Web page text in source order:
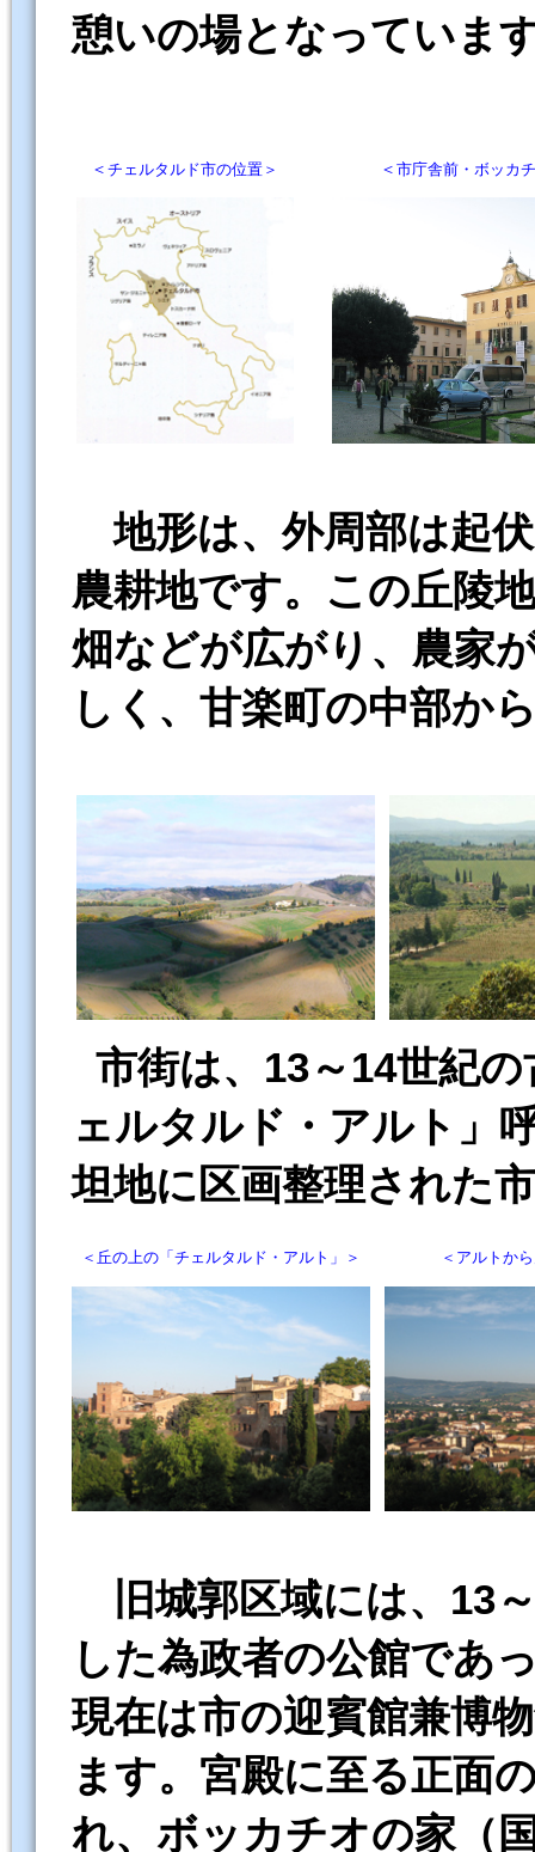
憩いの場となっていま
＜チェルタルド市の位置＞ ＜ 市庁舎前・ボッカ
地形は、外周部は起
農耕地です。この丘陵
畑などが広がり、農家
しく、甘楽町の中部か
市街は、13～14世紀
ェルタルド・アルト」
坦地に区画整理された
＜丘の上の「チェルタルド・アルト」＞ ＜ アルトか
旧城郭区域には、13
した為政者の公館であ
現在は市の迎賓館兼博
ます。宮殿に至る正面
れ、ボッカチオの家（